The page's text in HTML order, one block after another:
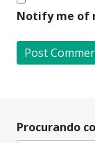
Notify me of
t
e
Procurando